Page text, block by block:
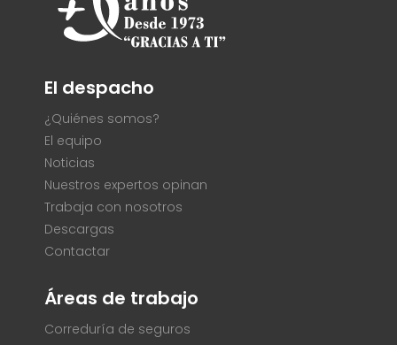
El despacho
¿Quiénes somos?
El equipo
Noticias
Nuestros expertos opinan
Trabaja con nosotros
Descargas
Contactar
Áreas de trabajo
Correduría de seguros